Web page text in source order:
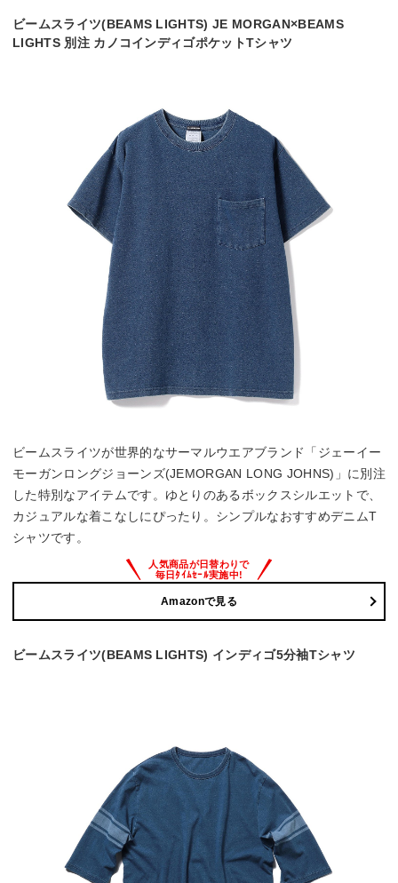
ビームスライツ(BEAMS LIGHTS) JE MORGAN×BEAMS
LIGHTS 別注 カノコインディゴポケットTシャツ
ビームスライツが世界的なサーマルウエアブランド「ジェーイー
モーガンロングジョーンズ(JEMORGAN LONG JOHNS)」に別注
した特別なアイテムです。ゆとりのあるボックスシルエットで、
カジュアルな着こなしにぴったり。シンプルなおすすめデニムT
シャツです。
Amazonで見る
ビームスライツ(BEAMS LIGHTS) インディゴ5分袖Tシャツ